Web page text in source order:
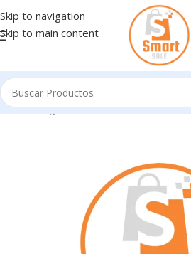
Skip to navigation
Skip to main content
Inicio/Ingresando